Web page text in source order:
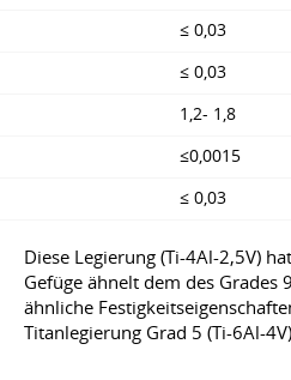
≤ 0,03
≤ 0,03
1,2- 1,8
≤0,0015
≤ 0,03
Diese Legierung (Ti-4Al-2,5V)
Gefüge ähnelt dem des Grades
ähnliche
Titanlegierung Grad 5 (Ti-6Al-